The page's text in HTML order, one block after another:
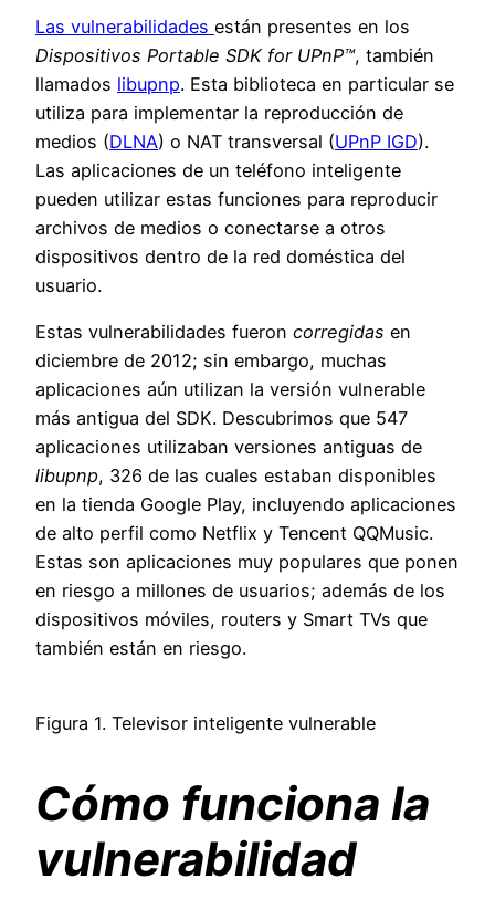
Las vulnerabilidades están presentes en los
Dispositivos Portable SDK for UPnP™, también
llamados libupnp. Esta biblioteca en particular se
utiliza para implementar la reproducción de
medios (DLNA) o NAT transversal (UPnP IGD).
Las aplicaciones de un teléfono inteligente
pueden utilizar estas funciones para reproducir
archivos de medios o conectarse a otros
dispositivos dentro de la red doméstica del
usuario.
Estas vulnerabilidades fueron corregidas en
diciembre de 2012; sin embargo, muchas
aplicaciones aún utilizan la versión vulnerable
más antigua del SDK. Descubrimos que 547
aplicaciones utilizaban versiones antiguas de
libupnp, 326 de las cuales estaban disponibles
en la tienda Google Play, incluyendo aplicaciones
de alto perfil como Netflix y Tencent QQMusic.
Estas son aplicaciones muy populares que ponen
en riesgo a millones de usuarios; además de los
dispositivos móviles, routers y Smart TVs que
también están en riesgo.
Figura 1. Televisor inteligente vulnerable
Cómo funciona la
vulnerabilidad